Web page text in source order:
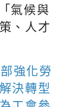
氣候與
、人才
強化勞
決轉型